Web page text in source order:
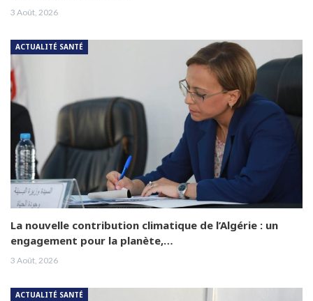
3 Août, 2026
ACTUALITÉ SANTÉ
La nouvelle contribution climatique de l’Algérie : un
engagement pour la planète,…
3 Août, 2026
ACTUALITÉ SANTÉ